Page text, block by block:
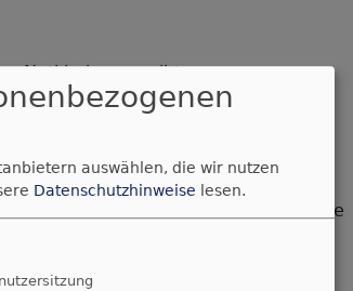
Notkirche geweiht.
gegründet.
In Simbach kauft die evangelische
Kirche und eines Pfarrhauses.
auswählen, die wir nutzen
Datenschutzhinweise lesen.